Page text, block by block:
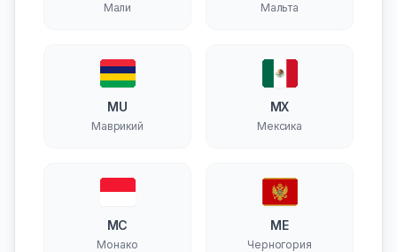
Мали Мальта
MU
Маврикий
MX
Мексика
MC
Монако
ME
Черногория